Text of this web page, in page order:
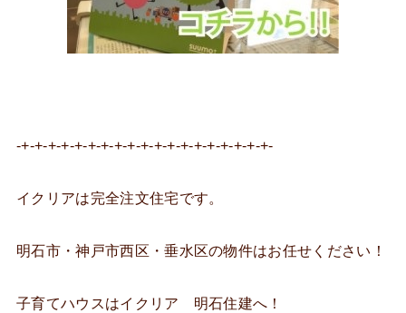
-+-+-+-+-+-+-+-+-+-+-+-+-+-+-+-+-+-+-+-
イクリアは完全注文住宅です。
明石市・神戸市西区・垂水区の物件はお任せください！
子育てハウスはイクリア 明石住建へ！